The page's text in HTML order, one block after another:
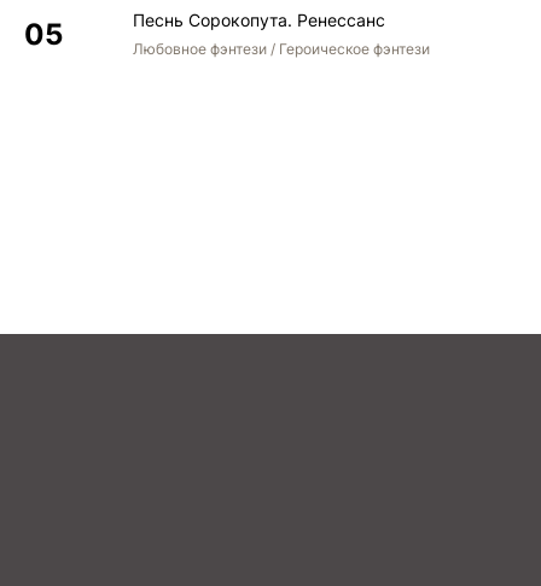
Песнь Сорокопута. Ренессанс
Любовное фэнтези / Героическое фэнтези